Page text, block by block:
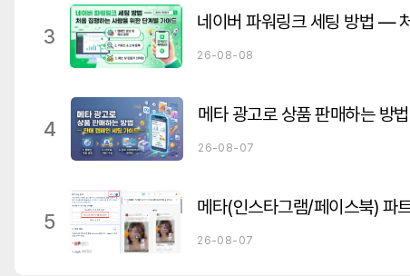
3
26-08-08
4
26-08-07
5
26-08-07